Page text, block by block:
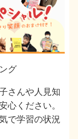
グ
さんや人見知
心ください。
で学習の状況